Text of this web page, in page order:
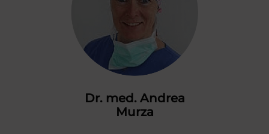
Dr. med. Andrea
Murza